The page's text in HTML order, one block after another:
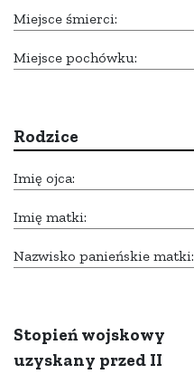
Miejsce śmierci:
Miejsce pochówku:
Rodzice
Imię ojca:
Imię matki:
Nazwisko panieńskie matki:
Stopień wojskowy
uzyskany przed II